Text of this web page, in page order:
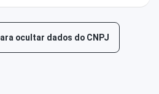
ocultar dados do CNPJ